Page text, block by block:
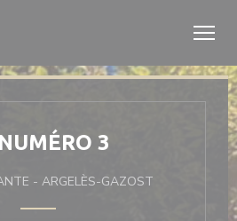
3
- ARGELÈS-GAZOST